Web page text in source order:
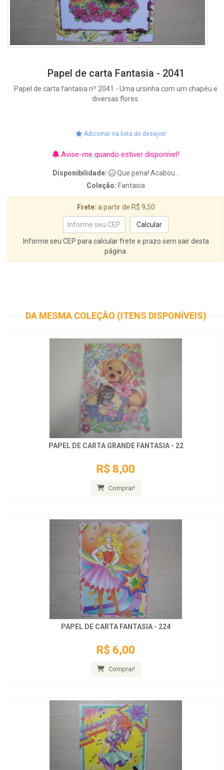
Papel de carta Fantasia - 2041
Papel de carta fantasia nº 2041 - Uma ursinha com um chapéu e
diversas flores.
Adicionar na lista de desejos!
Avise-me quando estiver disponível!
Disponibilidade:
Que pena! Acabou...
Coleção: Fantasia
Frete: a partir de R$ 9,50
Informe seu CEP para calcular frete e prazo sem sair desta
página.
DA MESMA COLEÇÃO (ITENS DISPONÍVEIS)
PAPEL DE CARTA GRANDE FANTASIA - 22
R$ 8,00
Comprar!
PAPEL DE CARTA FANTASIA - 224
R$ 6,00
Comprar!